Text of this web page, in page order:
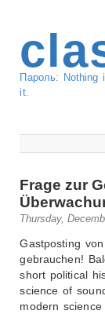
Пароль:
it.
Frage zur
Thursday,
Gastposting
gebrauchen!
short political
science of
modern